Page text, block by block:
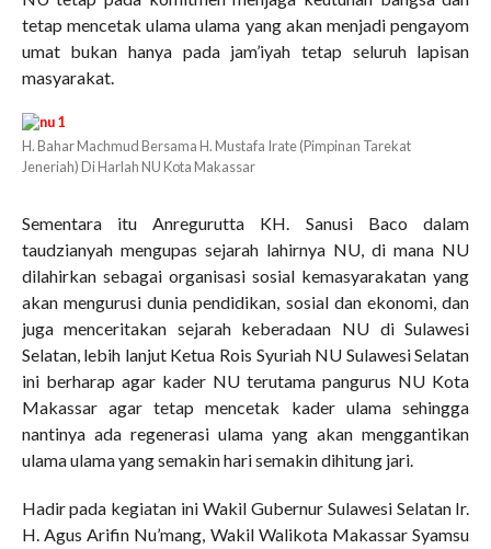
tetap mencetak ulama ulama yang akan menjadi pengayom
umat bukan hanya pada jam’iyah tetap seluruh lapisan
masyarakat.
H. Bahar Machmud Bersama H. Mustafa Irate (Pimpinan Tarekat
Jeneriah) Di Harlah NU Kota Makassar
Sementara itu Anregurutta KH. Sanusi Baco dalam
taudzianyah mengupas sejarah lahirnya NU, di mana NU
dilahirkan sebagai organisasi sosial kemasyarakatan yang
akan mengurusi dunia pendidikan, sosial dan ekonomi, dan
juga menceritakan sejarah keberadaan NU di Sulawesi
Selatan, lebih lanjut Ketua Rois Syuriah NU Sulawesi Selatan
ini berharap agar kader NU terutama pangurus NU Kota
Makassar agar tetap mencetak kader ulama sehingga
nantinya ada regenerasi ulama yang akan menggantikan
ulama ulama yang semakin hari semakin dihitung jari.
Hadir pada kegiatan ini Wakil Gubernur Sulawesi Selatan Ir.
H. Agus Arifin Nu’mang, Wakil Walikota Makassar Syamsu